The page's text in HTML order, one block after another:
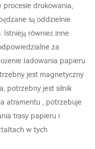
procesie drukowania,
są oddzielnie
Istnieją również inne
za
ładowania papieru
jest magnetyczny
potrzebny jest silnik
atramentu , potrzebuje
trasy papieru i
w tych